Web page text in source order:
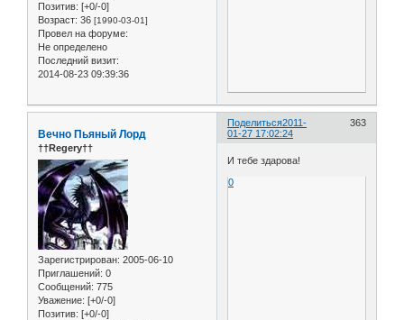
Позитив: [+0/-0]
Возраст: 36 [1990-03-01]
Провел на форуме:
Не определено
Последний визит:
2014-08-23 09:39:36
Поделиться 363
2011-
01-27 17:02:24
Вечно Пьяный Лорд
††Regery††
Зарегистрирован: 2005-06-10
Приглашений: 0
Сообщений: 775
Уважение: [+0/-0]
Позитив: [+0/-0]
И тебе здарова!
0